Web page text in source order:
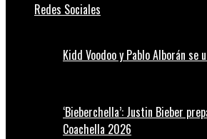
Redes Sociales
Kidd Voodoo y Pablo Alborán se
‘Bieberchella’: Justin Bieber
Coachella 2026